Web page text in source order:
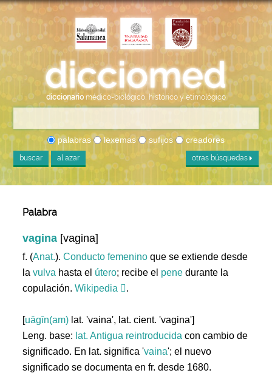
diccionario médico-biológico, histórico y etimológico
palabras lexemas sufijos creadores
buscar al azar otras búsquedas
Palabra
vagina [vagina]
f. (Anat.).Conducto femenino que se extiende desde
lavulva hasta el útero; recibe el pene durante la
copulación.Wikipedia .
[uāgīn(am) lat. 'vaina', lat. cient. 'vagina']
Leng. base: lat. Antigua reintroducida con cambio de
significado. En lat. significa 'vaina'; el nuevo
significado se documenta en fr. desde 1680.